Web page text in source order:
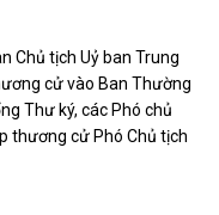
Chủ tịch Uỷ ban Trung
cử vào Ban Thường
Thư ký, các Phó chủ
thương cử Phó Chủ tịch